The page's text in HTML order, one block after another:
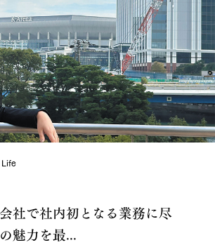
社で社内初となる業務に尽
魅力を最...